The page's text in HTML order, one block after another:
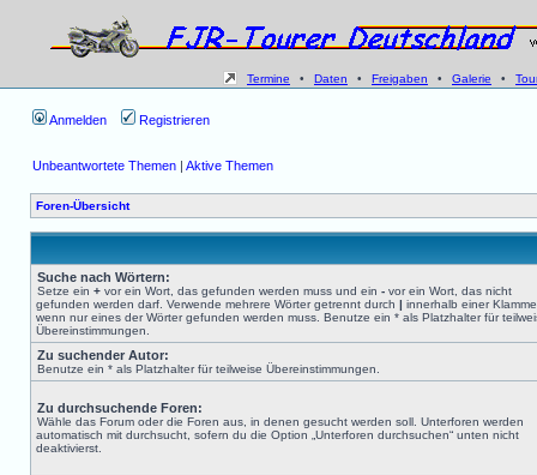
Termine • Daten • Freigaben • Galerie •
Anmelden Registrieren
Unbeantwortete Themen | Aktive Themen
Foren-Übersicht
Suche nach Wörtern:
Setze ein + vor ein Wort, das gefunden werden muss und ein - vor ein Wort, das nicht
gefunden werden darf. Verwende mehrere Wörter getrennt durch | innerhalb einer
wenn nur eines der Wörter gefunden werden muss. Benutze ein * als Platzhalter für
Übereinstimmungen.
Zu suchender Autor:
Benutze ein * als Platzhalter für teilweise Übereinstimmungen.
Zu durchsuchende Foren:
Wähle das Forum oder die Foren aus, in denen gesucht werden soll. Unterforen werden
automatisch mit durchsucht, sofern du die Option „Unterforen durchsuchen“ unten nicht
deaktivierst.